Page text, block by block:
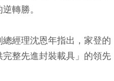
逆轉勝。
經理沈恩年指出，家登的
整先進封裝載具」的領先